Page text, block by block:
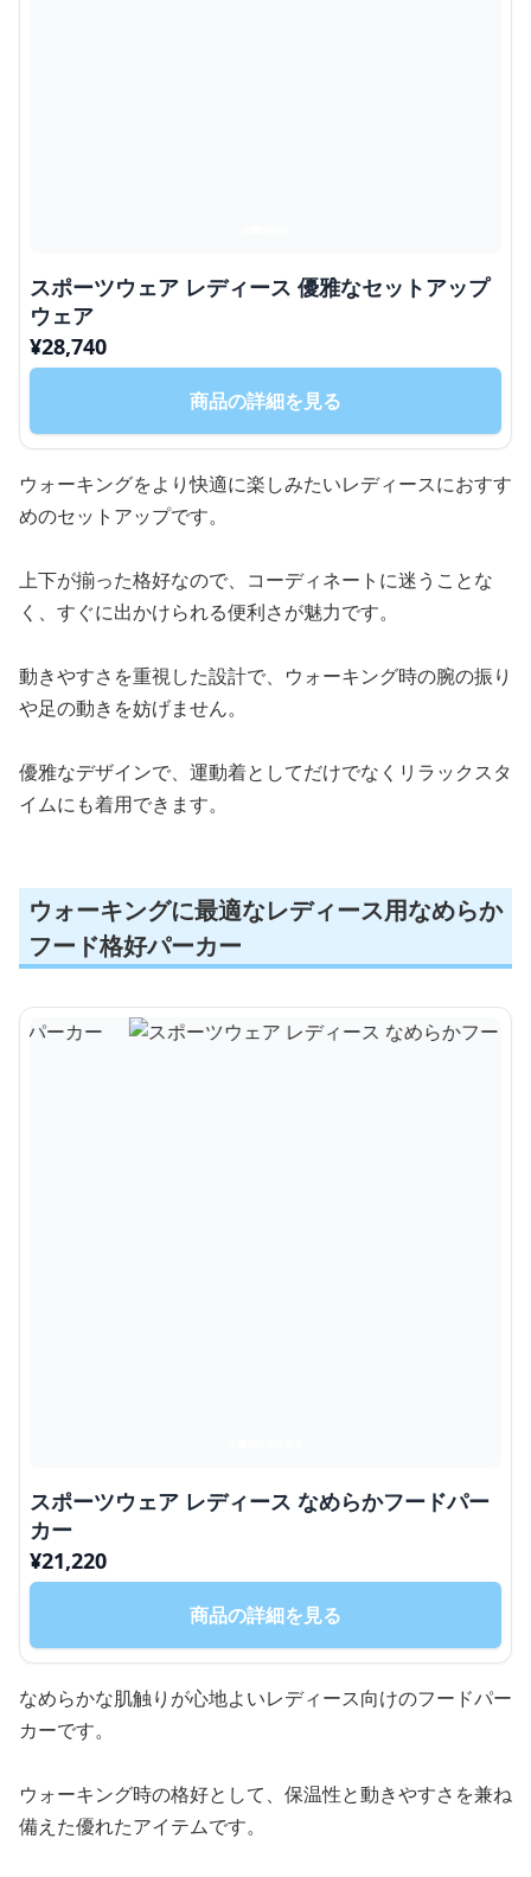
スポーツウェア レディース 優雅なセットアップ
ウェア
¥28,740
商品の詳細を見る
ウォーキングをより快適に楽しみたいレディースにおすす
めのセットアップです。
上下が揃った格好なので、コーディネートに迷うことな
く、すぐに出かけられる便利さが魅力です。
動きやすさを重視した設計で、ウォーキング時の腕の振り
や足の動きを妨げません。
優雅なデザインで、運動着としてだけでなくリラックスタ
イムにも着用できます。
ウォーキングに最適なレディース用なめらか
フード格好パーカー
スポーツウェア レディース なめらかフードパー
カー
¥21,220
商品の詳細を見る
なめらかな肌触りが心地よいレディース向けのフードパー
カーです。
ウォーキング時の格好として、保温性と動きやすさを兼ね
備えた優れたアイテムです。